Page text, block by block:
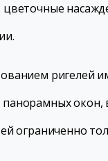
ригелей
ограниченно